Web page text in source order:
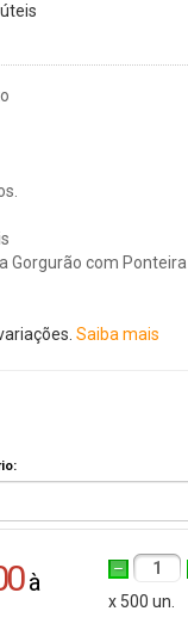
Gorgurão com
Saiba mais
à
1
x 500 un.